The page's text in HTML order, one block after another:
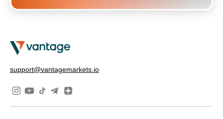
support@vantagemarkets.io